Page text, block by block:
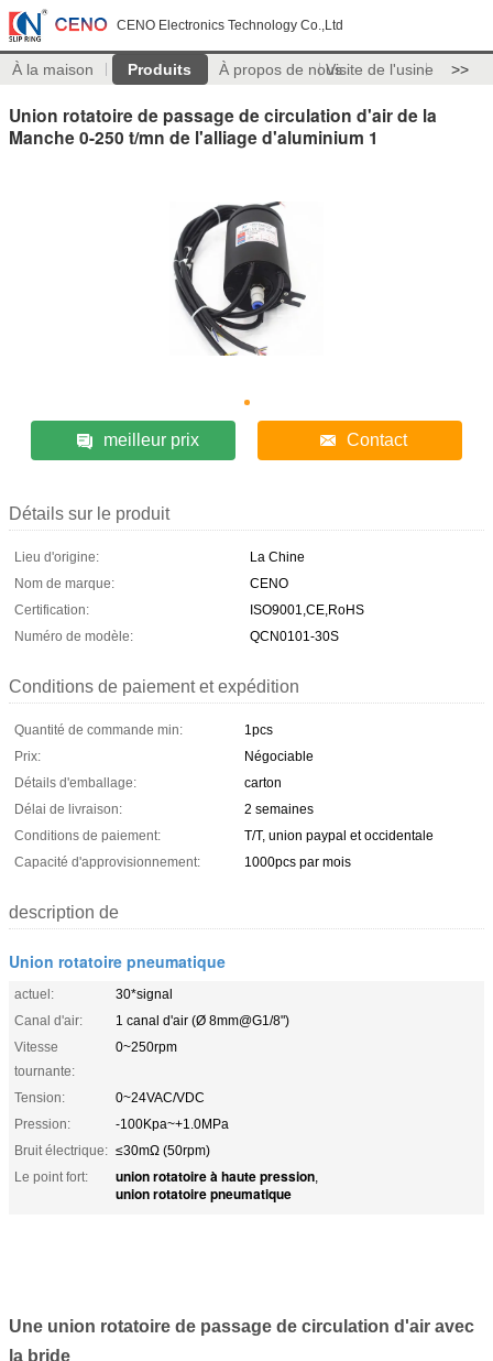
CENO Electronics Technology Co.,Ltd
À la maison Produits À propos de nousVisite de l'usine >>
Union rotatoire de passage de circulation d'air de la
Manche 0-250 t/mn de l'alliage d'aluminium 1
meilleur prix Contact
Détails sur le produit
Lieu d'origine:
La Chine
Nom de marque:
CENO
Certification:
ISO9001,CE,RoHS
Numéro de modèle:
QCN0101-30S
Conditions de paiement et expédition
Quantité de commande min:
1pcs
Prix:
Négociable
Détails d'emballage:
carton
Délai de livraison:
2 semaines
Conditions de paiement:
T/T, union paypal et occidentale
Capacité d'approvisionnement:
1000pcs par mois
description de
Union rotatoire pneumatique
actuel:
30*signal
Canal d'air:
1 canal d'air (Ø 8mm@G1/8")
Vitesse
tournante:
0~250rpm
Tension:
0~24VAC/VDC
Pression:
-100Kpa~+1.0MPa
Bruit électrique: ≤30mΩ (50rpm)
Le point fort:
union rotatoire à haute pression,
union rotatoire pneumatique
Une union rotatoire de passage de circulation d'air avec
la bride